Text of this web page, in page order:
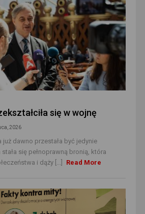
się w wojnę
2026
dawno przestała być jedynie
się pełnoprawną bronią, która
i dąży [...]
Read More